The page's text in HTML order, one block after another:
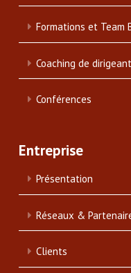
Formations et Team
Coaching de
Conférences
Entreprise
Présentation
Réseaux &
Clients